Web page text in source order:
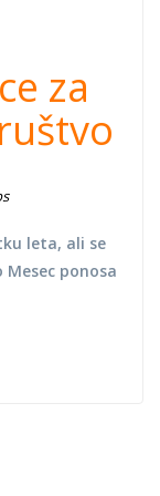
za
leta, ali se
ponosa